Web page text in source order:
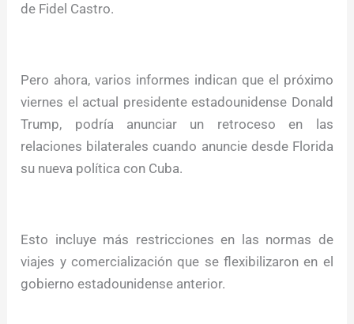
de Fidel Castro.
Pero ahora, varios informes indican que el próximo
viernes el actual presidente estadounidense Donald
Trump, podría anunciar un retroceso en las
relaciones bilaterales cuando anuncie desde Florida
su nueva política con Cuba.
Esto incluye más restricciones en las normas de
viajes y comercialización que se flexibilizaron en el
gobierno estadounidense anterior.